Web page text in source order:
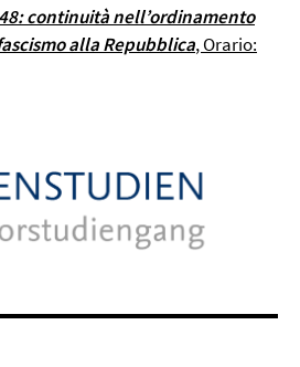
continuità nell’ordinamento
alla Repubblica, Orario: